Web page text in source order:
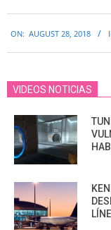
08-
28
ON: AUGUST 28, 2018
VIDEOS NOTICIAS